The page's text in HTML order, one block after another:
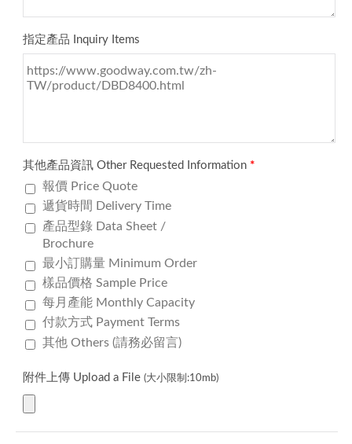
指定產品 Inquiry Items
其他產品資訊 Other Requested Information *
報價 Price Quote
遞貨時間 Delivery Time
產品型錄 Data Sheet /
Brochure
最小訂購量 Minimum Order
樣品價格 Sample Price
每月產能 Monthly Capacity
付款方式 Payment Terms
其他 Others (請務必留言)
附件上傳 Upload a File (大小限制:10mb)